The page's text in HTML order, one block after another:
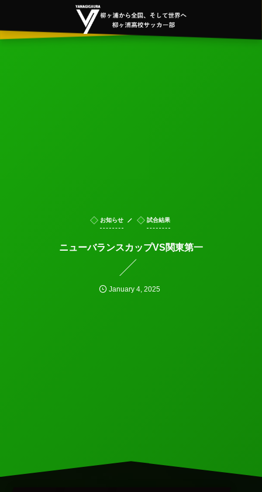
お知らせ 試合結果
ニューバランスカップVS関東第一
January 4 ,2025